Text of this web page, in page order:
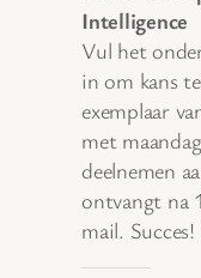
Intelligence
Vul het
in om kans
exemplaar
met
deelnemen
ontvangt na
mail. Succes!